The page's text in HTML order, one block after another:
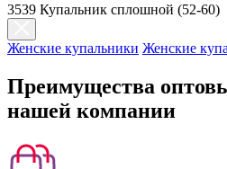
3539 Купальник сплошной (52-60)
Женские купальники Женские
Преимущества
нашей компании